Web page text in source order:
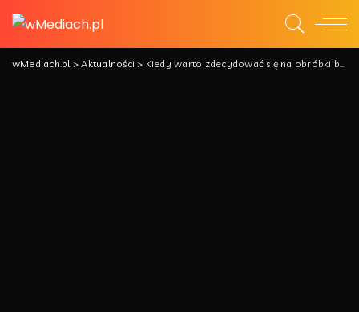
wMediach.pl>Aktualności > Kiedy warto zdecydować się na obróbki blacharskie?